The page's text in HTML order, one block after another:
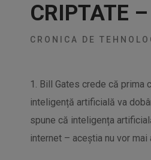
CRIPTATE
CRONICA DE
1. Bill Gates crede că
inteligență artificială va
spune că inteligența
internet – aceștia nu vor